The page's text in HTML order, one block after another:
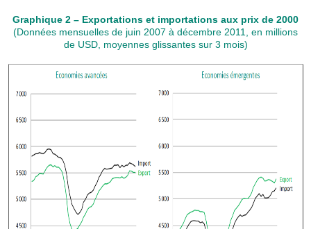
Graphique 2 – Exportations et importations aux prix de 2000
(Données mensuelles de juin 2007 à décembre 2011, en millions
de USD, moyennes glissantes sur 3 mois)